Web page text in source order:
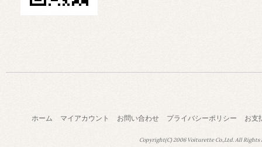
ホーム マイアカウント お問い合わせ プライバシーポリシー お支
Copyright(C) 2006 Voiturette Co.,Ltd. All Rights